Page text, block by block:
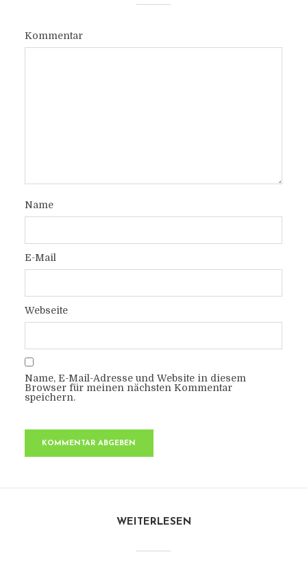
Kommentar
Name
E-Mail
Webseite
Name, E-Mail-Adresse und Website in diesem
Browser für meinen nächsten Kommentar
speichern.
WEITERLESEN